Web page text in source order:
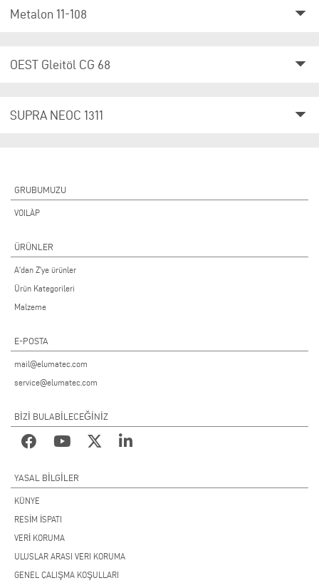
Metalon 11-108 arrow_drop_down
OEST Gleitöl CG 68 arrow_drop_down
SUPRA NEOC 1311 arrow_drop_down
GRUBUMUZU
VOILÀP
ÜRÜNLER
A'dan Z'ye ürünler
Ürün Kategorileri
Malzeme
E-POSTA
mail@elumatec.com
service@elumatec.com
BİZİ BULABİLECEĞİNİZ
YASAL BILGILER
KÜNYE
RESİM İSPATI
VERİ KORUMA
ULUSLAR ARASI VERI KORUMA
GENEL ÇALIŞMA KOŞULLARI